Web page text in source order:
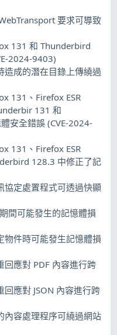
要求可導致
131 和 Thunderbird
2024-9403)
成的潛在目錄上傳繞過
131、Firefox ESR
131 和
安全錯誤 (CVE-2024-
131、Firefox ESR
128.3 中修正了記
定處置程式可透過快顯
間可能發生的記憶體損
件時可能發生記憶體損
應對 PDF 內容進行跨
應對 JSON 內容進行跨
容處理程序可繞過網站